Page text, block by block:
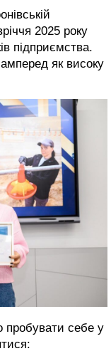
2025 року
підприємства.
як високу
пробувати себе у